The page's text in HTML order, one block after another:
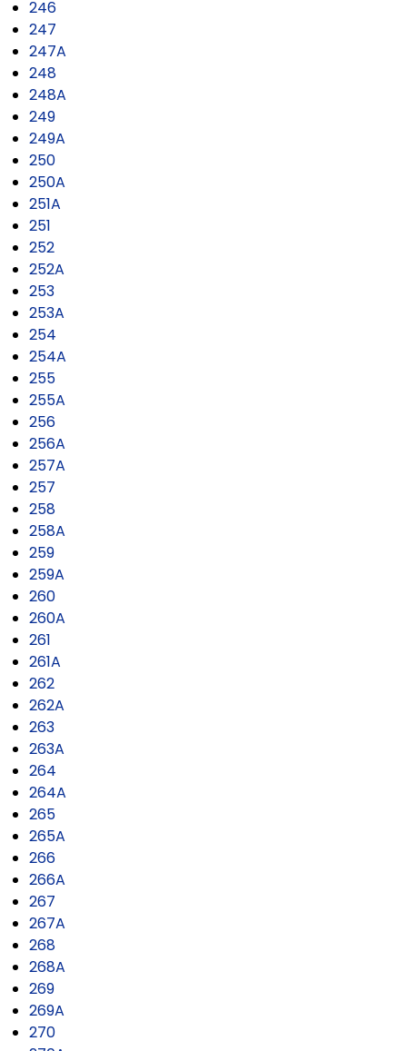
246
247
247A
248
248A
249
249A
250
250A
251A
251
252
252A
253
253A
254
254A
255
255A
256
256A
257A
257
258
258A
259
259A
260
260A
261
261A
262
262A
263
263A
264
264A
265
265A
266
266A
267
267A
268
268A
269
269A
270